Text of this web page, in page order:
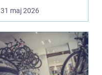
runt Sundsvall ...
31 maj 2026